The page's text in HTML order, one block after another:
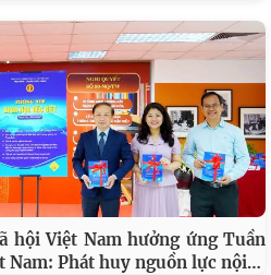
hội Việt Nam hưởng ứng Tuần
Nam: Phát huy nguồn lực nội…